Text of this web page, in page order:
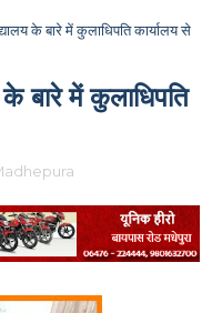
के बारे में कुलाधिपति कार्यालय से
बारे में कुलाधिपति